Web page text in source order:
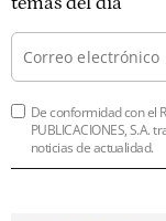
De conformidad con el
PUBLICACIONES, S.A.
noticias de actualidad.